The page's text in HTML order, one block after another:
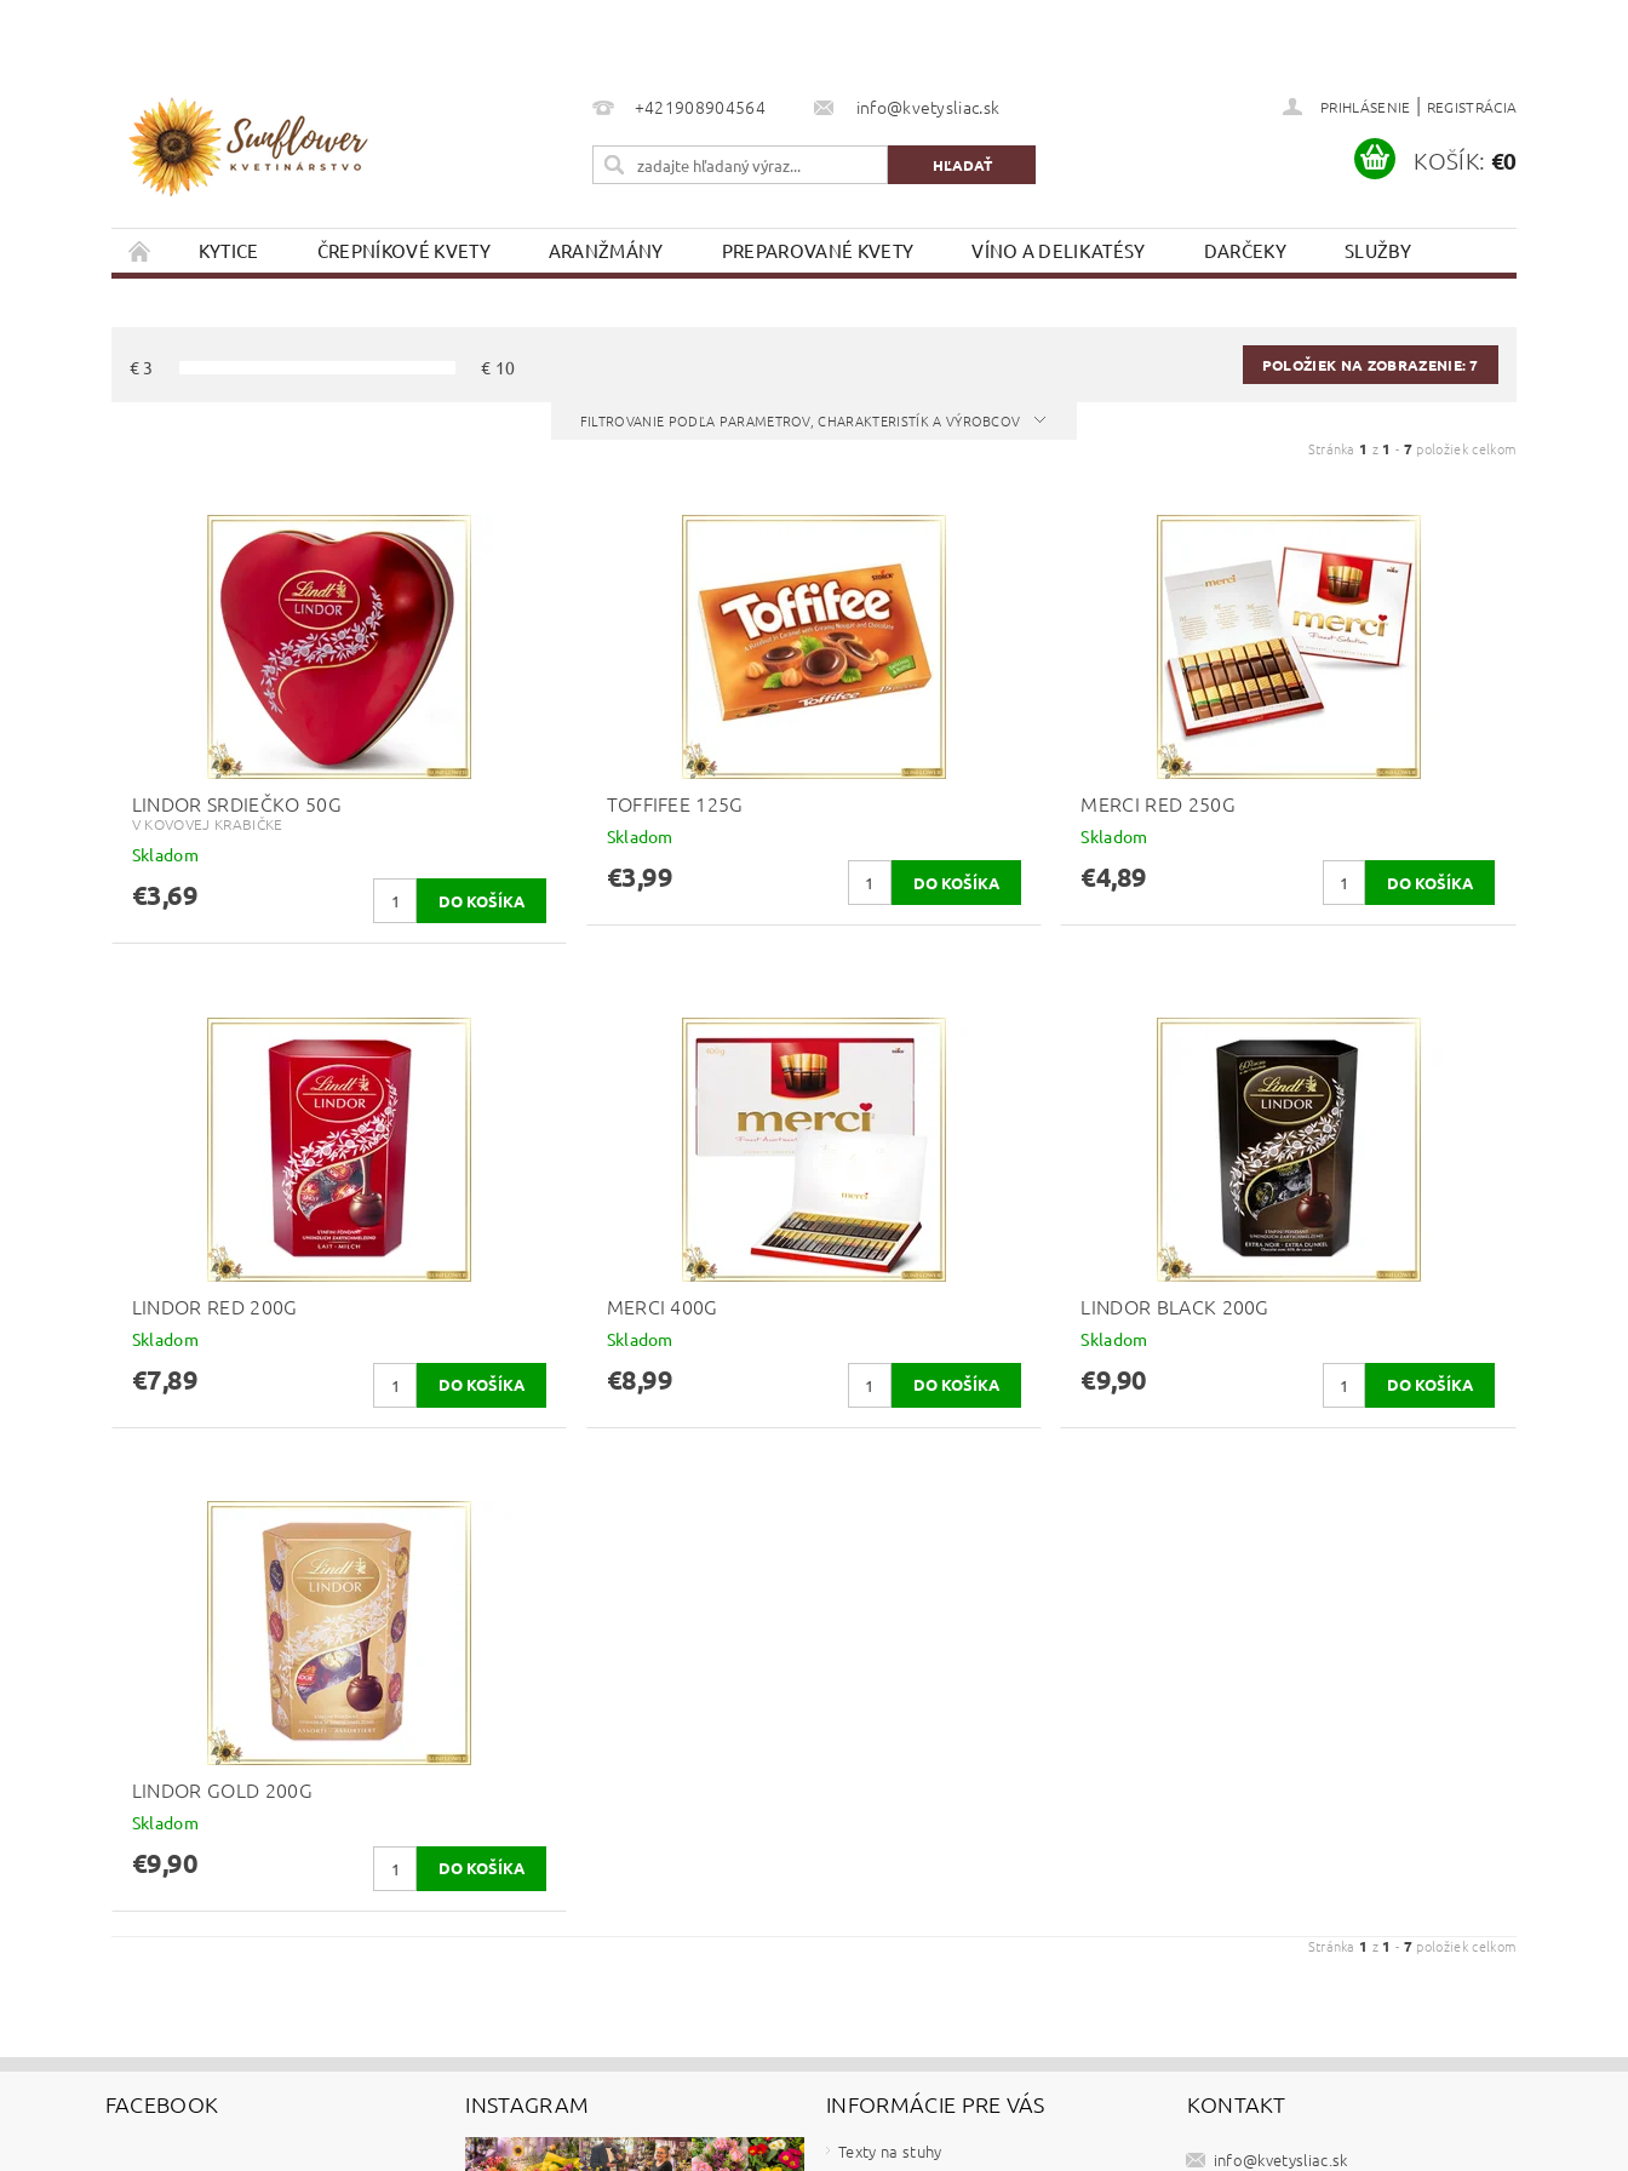
+421908904564 info@kvetysliac.sk PRIHLÁSENIE | REGISTRÁCIA
KOŠÍK: €0
KYTICE ČREPNÍKOVÉ KVETY ARANŽMÁNY PREPAROVANÉ KVETY VÍNO A DELIKATÉSY DARČEKY
SLUŽBY
€ 3 € 10 POLOŽIEK NA ZOBRAZENIE:7
FILTROVANIE PODĽA PARAMETROV, CHARAKTERISTÍK A VÝROBCOV
Stránka 1 z 1 - 7 položiek celkom
LINDOR SRDIEČKO 50G
V KOVOVEJ KRABIČKE
Skladom
€3,69
TOFFIFEE 125G
Skladom
€3,99
MERCI RED 250G
Skladom
€4,89
LINDOR RED 200G
Skladom
€7,89
MERCI 400G
Skladom
€8,99
LINDOR BLACK 200G
Skladom
€9,90
LINDOR GOLD 200G
Skladom
€9,90
Stránka 1 z 1 - 7 položiek celkom
FACEBOOK INSTAGRAM INFORMÁCIE PRE VÁS
Texty na stuhy
KONTAKT
info@kvetysliac.sk